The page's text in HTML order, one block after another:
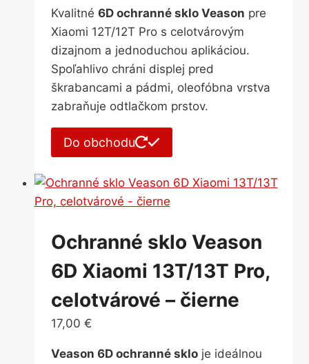
Kvalitné 6D ochranné sklo Veason pre
Xiaomi 12T/12T Pro s celotvárovým
dizajnom a jednoduchou aplikáciou.
Spoľahlivo chráni displej pred
škrabancami a pádmi, oleofóbna vrstva
zabraňuje odtlačkom prstov.
Do obchodu
Ochranné sklo Veason
6D Xiaomi 13T/13T Pro,
celotvárové – čierne
17,00 €
Veason 6D ochranné skloje ideálnou